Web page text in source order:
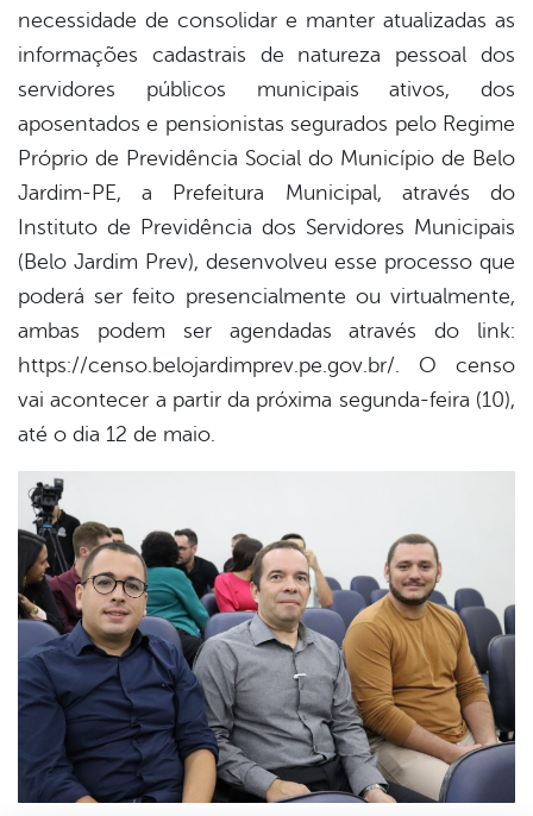
necessidade de consolidar e manter atualizadas as
informações cadastrais de natureza pessoal dos
servidores públicos municipais ativos, dos
aposentados e pensionistas segurados pelo Regime
Próprio de Previdência Social do Município de Belo
Jardim-PE, a Prefeitura Municipal, através do
Instituto de Previdência dos Servidores Municipais
(Belo Jardim Prev), desenvolveu esse processo que
poderá ser feito presencialmente ou virtualmente,
ambas podem ser agendadas através do link:
https://censo.belojardimprev.pe.gov.br/. O censo
vai acontecer a partir da próxima segunda-feira (10),
até o dia 12 de maio.